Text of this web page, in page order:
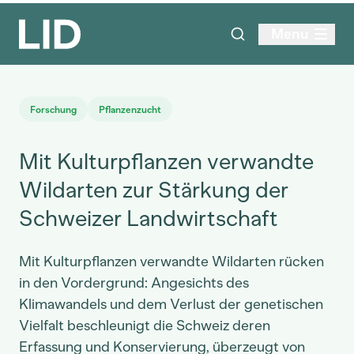
Forschung Pflanzenzucht
Mit Kulturpflanzen verwandte
Wildarten zur Stärkung der
Schweizer Landwirtschaft
Mit Kulturpflanzen verwandte Wildarten rücken
in den Vordergrund: Angesichts des
Klimawandels und dem Verlust der genetischen
Vielfalt beschleunigt die Schweiz deren
Erfassung und Konservierung, überzeugt von